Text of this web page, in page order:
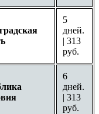
5
дней.
| 313
руб.
6
дней.
| 313
руб.